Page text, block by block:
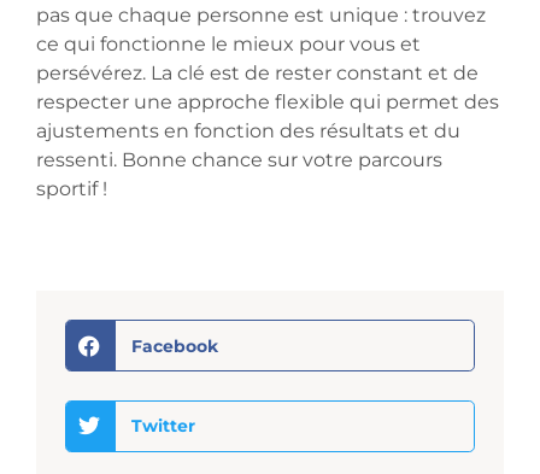
pas que chaque personne est unique : trouvez
ce qui fonctionne le mieux pour vous et
persévérez. La clé est de rester constant et de
respecter une approche flexible qui permet des
ajustements en fonction des résultats et du
ressenti. Bonne chance sur votre parcours
sportif !
Facebook
Twitter